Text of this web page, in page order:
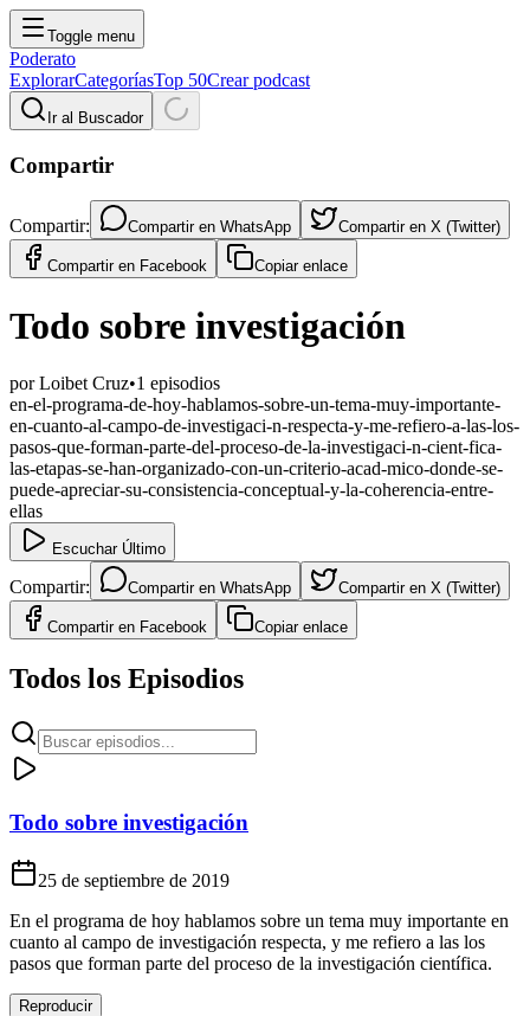
Toggle menu
Poderato
ExplorarCategoríasTop 50Crear podcast
Ir al Buscador
Compartir
Compartir: Compartir en WhatsApp Compartir en X (Twitter)
Compartir en Facebook Copiar enlace
Todo sobre investigación
porLoibet Cruz•1 episodios
en-el-programa-de-hoy-hablamos-sobre-un-tema-muy-importante-
en-cuanto-al-campo-de-investigaci-n-respecta-y-me-refiero-a-las-los-
pasos-que-forman-parte-del-proceso-de-la-investigaci-n-cient-fica-
las-etapas-se-han-organizado-con-un-criterio-acad-mico-donde-se-
puede-apreciar-su-consistencia-conceptual-y-la-coherencia-entre-
ellas
Escuchar Último
Compartir: Compartir en WhatsApp Compartir en X (Twitter)
Compartir en Facebook Copiar enlace
Todos los Episodios
Todo sobre investigación
25 de septiembre de 2019
En el programa de hoy hablamos sobre un tema muy importante en
cuanto al campo de investigación respecta, y me refiero a las los
pasos que forman parte del proceso de la investigación científica.
Reproducir